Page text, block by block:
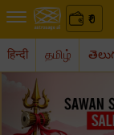
₹
0
हिन्दी தமிழ்
Previous